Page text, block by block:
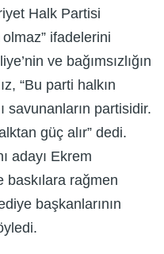
Halk Partisi
ifadelerini
ve bağımsızlığın
“Bu parti halkın
savunanların partisidir.
güç alır” dedi.
adayı Ekrem
baskılara rağmen
başkanlarının